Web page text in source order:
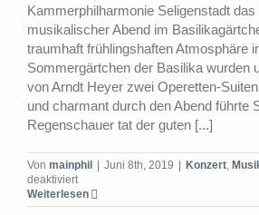
Kammerphilharmonie Seligenstadt
musikalischer Abend im
traumhaft frühlingshaften Atmosphäre
Sommergärtchen der Basilika wurden
von Arndt Heyer zwei Operetten-
und charmant durch den Abend führte
Regenschauer tat der guten [...]
Von mainphil Juni 8th, 2019 Konzert,
deaktiviertfür
Maivergnügen
und
Weiterlesen